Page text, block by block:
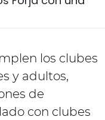
los clubes
y adultos,
de
con clubes